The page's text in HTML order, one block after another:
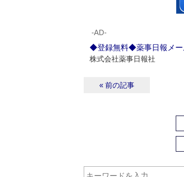
‐AD‐
◆登録無料◆薬事日報メー
株式会社薬事日報社
« 前の記事